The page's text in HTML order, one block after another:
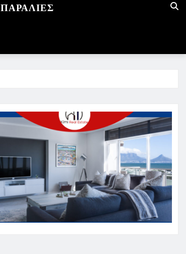
ΠΑΡΑΛΙΕΣ